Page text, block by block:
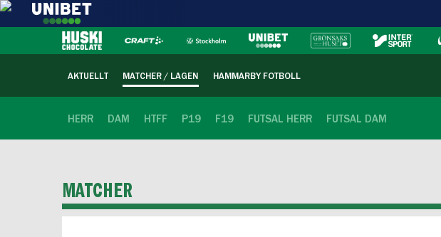
AKTUELLT MATCHER / LAGEN HAMMARBY FOTBOLL
HERR DAM HTFF P19 F19 FUTSAL HERR FUTSAL DAM
MATCHER